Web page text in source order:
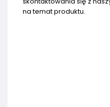
na temat produktu.